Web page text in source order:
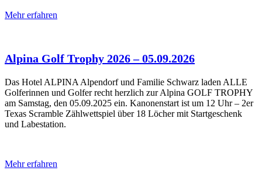
Mehr erfahren
Alpina Golf Trophy 2026 – 05.09.2026
Das Hotel ALPINA Alpendorf und Familie Schwarz laden ALLE
Golferinnen und Golfer recht herzlich zur Alpina GOLF TROPHY
am Samstag, den 05.09.2025 ein. Kanonenstart ist um 12 Uhr – 2er
Texas Scramble Zählwettspiel über 18 Löcher mit Startgeschenk
und Labestation.
Mehr erfahren